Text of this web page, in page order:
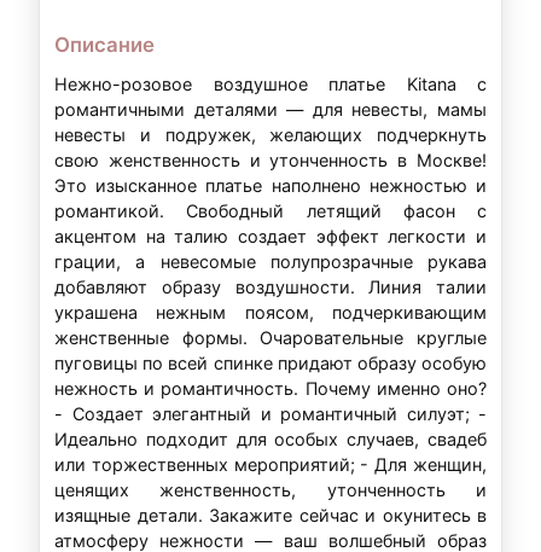
Описание
Нежно-розовое воздушное платье Kitana с
романтичными деталями — для невесты, мамы
невесты и подружек, желающих подчеркнуть
свою женственность и утонченность в Москве!
Это изысканное платье наполнено нежностью и
романтикой. Свободный летящий фасон с
акцентом на талию создает эффект легкости и
грации, а невесомые полупрозрачные рукава
добавляют образу воздушности. Линия талии
украшена нежным поясом, подчеркивающим
женственные формы. Очаровательные круглые
пуговицы по всей спинке придают образу особую
нежность и романтичность. Почему именно оно?
- Создает элегантный и романтичный силуэт; -
Идеально подходит для особых случаев, свадеб
или торжественных мероприятий; - Для женщин,
ценящих женственность, утонченность и
изящные детали. Закажите сейчас и окунитесь в
атмосферу нежности — ваш волшебный образ
варьироваться в зависимости от суммы аренды
и индивидуальных обстоятельств. Точные
условия уточняйте у наших менеджеров.